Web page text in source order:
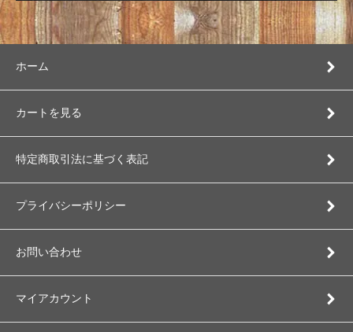
ホーム
カートを見る
特定商取引法に基づく表記
プライバシーポリシー
お問い合わせ
マイアカウント